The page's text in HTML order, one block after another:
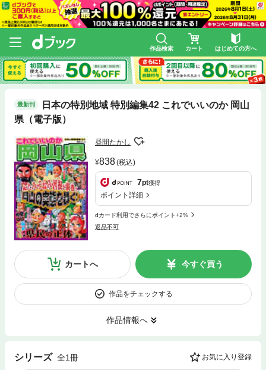
作品検索 カート はじめての方へ
最新刊
日本の特別地域 特別編集42 これでいいのか 岡山
県（電子版）
昼間たかし
838(税込)
7pt獲得
ポイント詳細
dカード利用でさらにポイント+2%
返品不可
カートへ 今すぐ買う
作品をチェックする
作品情報へ
シリーズ 全1冊 お気に入り登録